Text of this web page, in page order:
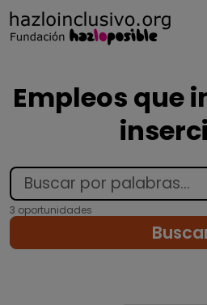
Empleos que
3 oportunidades